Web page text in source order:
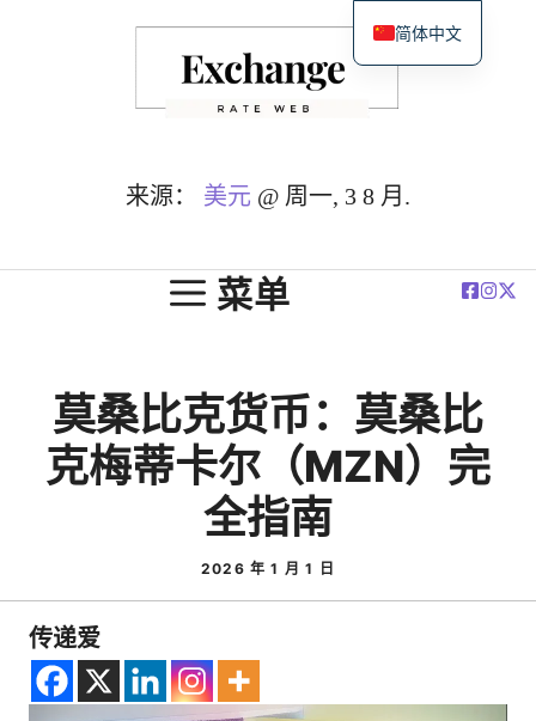
来源： 美元 @ 周一, 3 8 月.
菜单
莫桑比克货币：莫桑比
克梅蒂卡尔（MZN）完
全指南
2026 年 1 月 1 日
传递爱
简体中文
English
Español
Français
Polski